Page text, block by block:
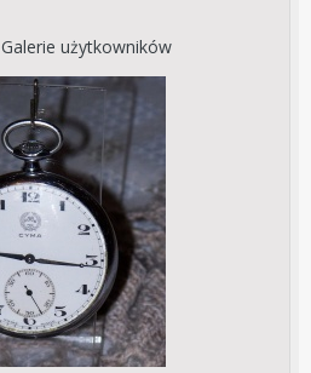
Galerie użytkowników